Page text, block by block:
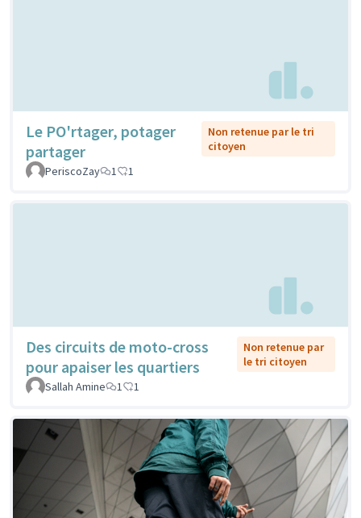
Le PO'rtager, potager
partager
Non retenue par le tri
citoyen
PeriscoZay
1 1
Des circuits de moto-cross
pour apaiser les quartiers
Non retenue par
le tri citoyen
Sallah Amine
1 1